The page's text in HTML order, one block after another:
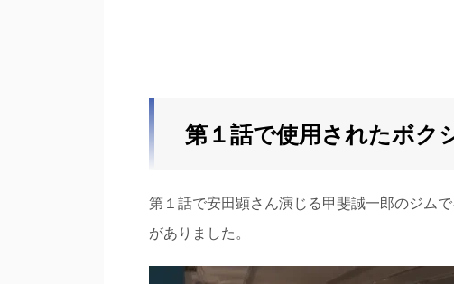
第１話で使用されたボク
第１話で安田顕さん演じる甲斐誠一郎のジム
がありました。